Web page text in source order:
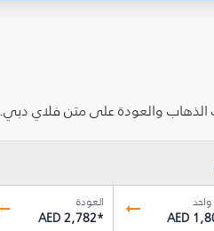
الذهاب والعودة على متن فلاي دبي.
واحد
AED
العودة
AED 2,782*